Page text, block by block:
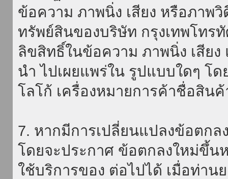
ข้อความ ภาพนิ่ง เสียง หรือภาพ
ทรัพย์สินของบริษัท กรุงเทพโทร
ลิขสิทธิ์ในข้อความ ภาพนิ่ง เสีย
นำ ไปเผยแพร่ใน รูปแบบใดๆ โ
โลโก้ เครื่องหมายการค้าชื่อสิน
7. หากมีการเปลี่ยนแปลงข้อตกล
โดยจะประกาศ ข้อตกลงใหม่ขึ้น
ใช้บริการของ ต่อไปได้ เมื่อท่า